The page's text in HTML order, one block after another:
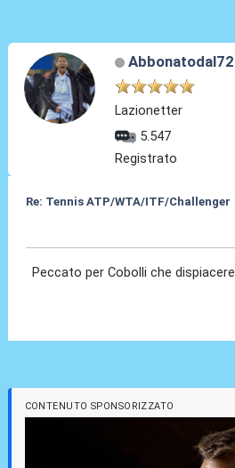
Abbonatodal72
Lazionetter
5.547
Registrato
Re: Tennis ATP/WTA/ITF/Challenger
Peccato per Cobolli che dispiacere
CONTENUTO SPONSORIZZATO